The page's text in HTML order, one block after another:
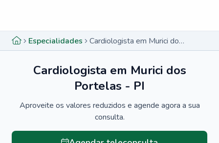
Especialidades Cardiologista em Murici dos Portelas - PI
Cardiologista em Murici dos
Portelas - PI
Aproveite os valores reduzidos e agende agora a sua
consulta.